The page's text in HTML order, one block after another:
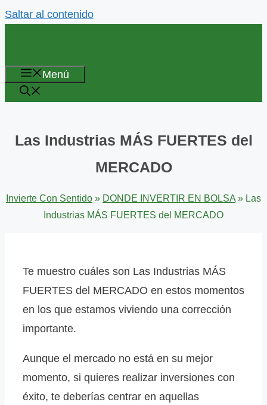
Saltar al contenido
Menú
Las Industrias MÁS FUERTES del
MERCADO
Invierte Con Sentido » DONDE INVERTIR EN BOLSA » Las
Industrias MÁS FUERTES del MERCADO
Te muestro cuáles son Las Industrias MÁS
FUERTES del MERCADO en estos momentos
en los que estamos viviendo una corrección
importante.
Aunque el mercado no está en su mejor
momento, si quieres realizar inversiones con
éxito, te deberías centrar en aquellas